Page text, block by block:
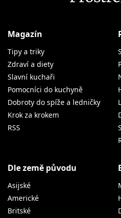
Magazín
Tipy a triky
Zdraví a diety
Slavní kuchaři
Pomocníci do kuchyně
Dobroty do spíže a ledničky
Krok za krokem
RSS
Dle země původu
Asijské
Americké
Britské